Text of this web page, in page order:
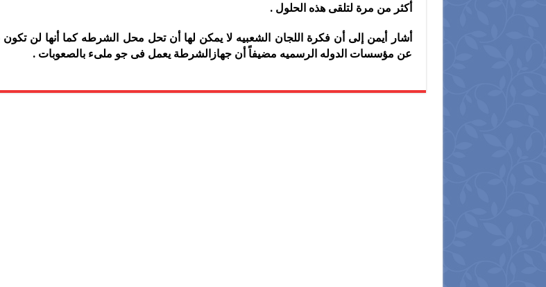
أكثر من مرة لتلقى هذه الحلول .
أشار أيمن إلى أن فكرة اللجان الشعبيه لا يمكن لها أن تحل محل الشرطه كما أنها لن تكون
عن مؤسسات الدوله الرسميه مضيفاً أن جهازالشرطة يعمل فى جو ملىء بالصعوبات .